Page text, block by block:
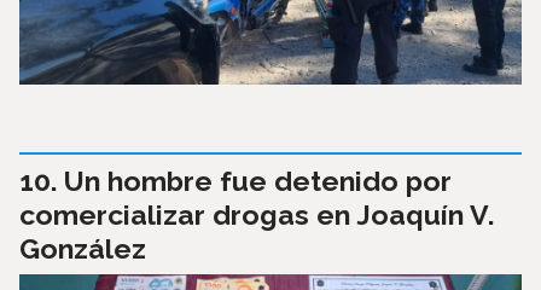
Un hombre fue detenido por
comercializar drogas en Joaquín V.
González